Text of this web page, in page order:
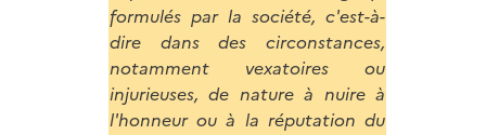
formulés par la société, c'est-à-
dire dans des circonstances,
notamment vexatoires ou
injurieuses, de nature à nuire à
l'honneur ou à la réputation du